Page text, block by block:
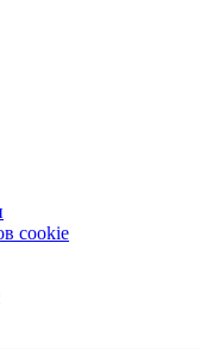
cookie